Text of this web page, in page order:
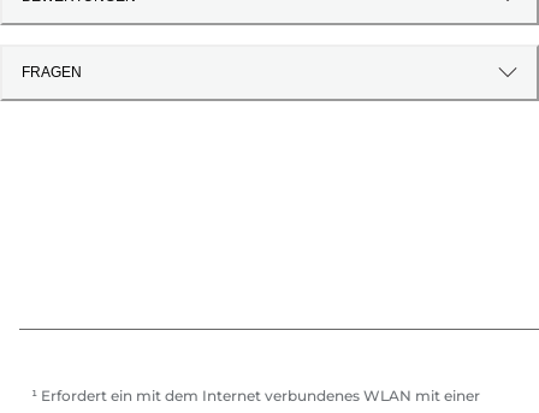
FRAGEN
¹ Erfordert ein mit dem Internet verbundenes WLAN mit einer